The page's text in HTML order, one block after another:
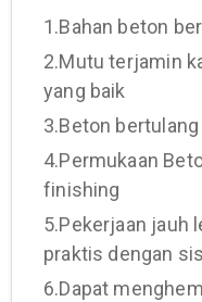
1.Bahan beton
2.Mutu terjamin
yang baik
3.Beton
4.Permukaan
finishing
5.Pekerjaan jauh
praktis dengan
6.Dapat